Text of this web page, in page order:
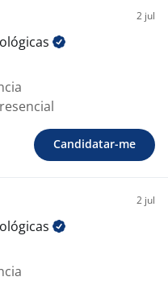
2 jul
Candidatar-me
2 jul